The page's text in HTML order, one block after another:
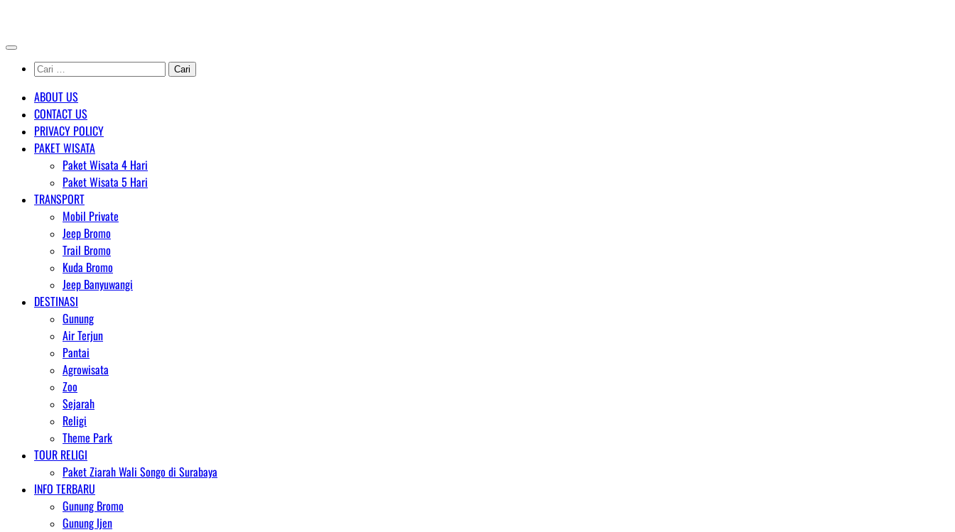
content
Cari
untuk:
ABOUT US
CONTACT US
PRIVACY POLICY
PAKET WISATA
Paket Wisata 4 Hari
Paket Wisata 5 Hari
TRANSPORT
Mobil Private
Jeep Bromo
Trail Bromo
Kuda Bromo
Jeep Banyuwangi
DESTINASI
Gunung
Air Terjun
Pantai
Agrowisata
Zoo
Sejarah
Religi
Theme Park
TOUR RELIGI
Paket Ziarah Wali Songo di Surabaya
INFO TERBARU
Gunung Bromo
Gunung Ijen